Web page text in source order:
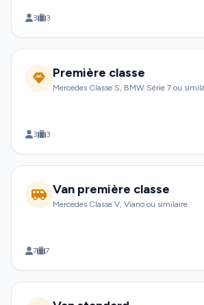
3 3
Première classe
Mercedes Classe S, BMW Série 7 ou
3 3
Van première classe
Mercedes Classe V, Viano ou similaire
7 7